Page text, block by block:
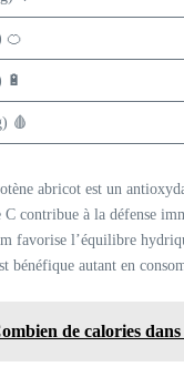
🍊
🔋
🩸
abricot est un
contribue à la défense
favorise l’équilibre
bénéfique autant en
de calories